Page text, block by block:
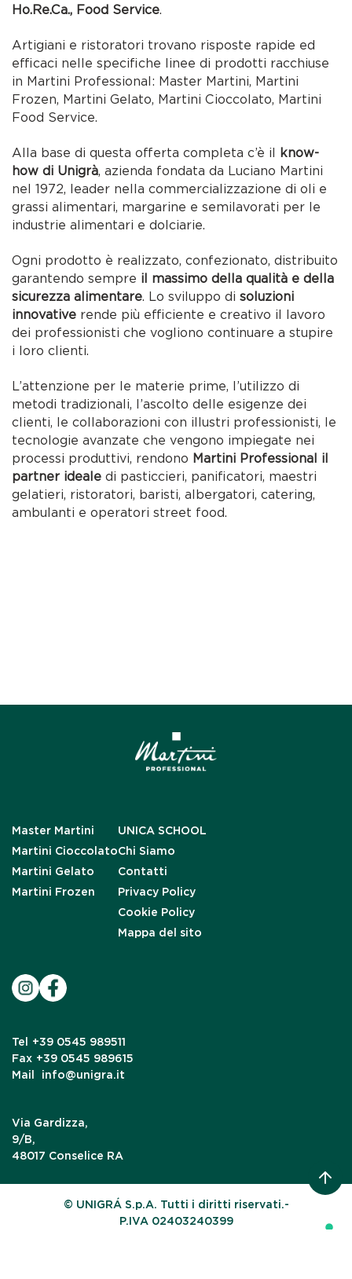
Ho.Re.Ca., Food Service.
Artigiani e ristoratori trovano risposte rapide ed
efficaci nelle specifiche linee di prodotti racchiuse
in Martini Professional: Master Martini, Martini
Frozen, Martini Gelato, Martini Cioccolato, Martini
Food Service.
Alla base di questa offerta completa c’è il know-
how di Unigrà, azienda fondata da Luciano Martini
nel 1972, leader nella commercializzazione di oli e
grassi alimentari, margarine e semilavorati per le
industrie alimentari e dolciarie.
Ogni prodotto è realizzato, confezionato, distribuito
garantendo sempre il massimo della qualità e della
sicurezza alimentare. Lo sviluppo disoluzioni
innovative rende più efficiente e creativo il lavoro
dei professionisti che vogliono continuare a stupire
i loro clienti.
L’attenzione per le materie prime, l’utilizzo di
metodi tradizionali, l’ascolto delle esigenze dei
clienti, le collaborazioni con illustri professionisti, le
tecnologie avanzate che vengono impiegate nei
processi produttivi, rendono Martini Professional il
partner ideale di pasticcieri, panificatori, maestri
gelatieri, ristoratori, baristi, albergatori, catering,
ambulanti e operatori street food.
Master Martini
Martini Cioccolato
Martini Gelato
Martini Frozen
UNICA SCHOOL
Chi Siamo
Contatti
Privacy Policy
Cookie Policy
Mappa del sito
Tel
+39 0545 989511
Fax +39 0545 989615
Mail
info@unigra.it
Via Gardizza,
9/B,
48017 Conselice RA
© UNIGRÁ S.p.A. Tutti i diritti riservati.-
P.IVA 02403240399